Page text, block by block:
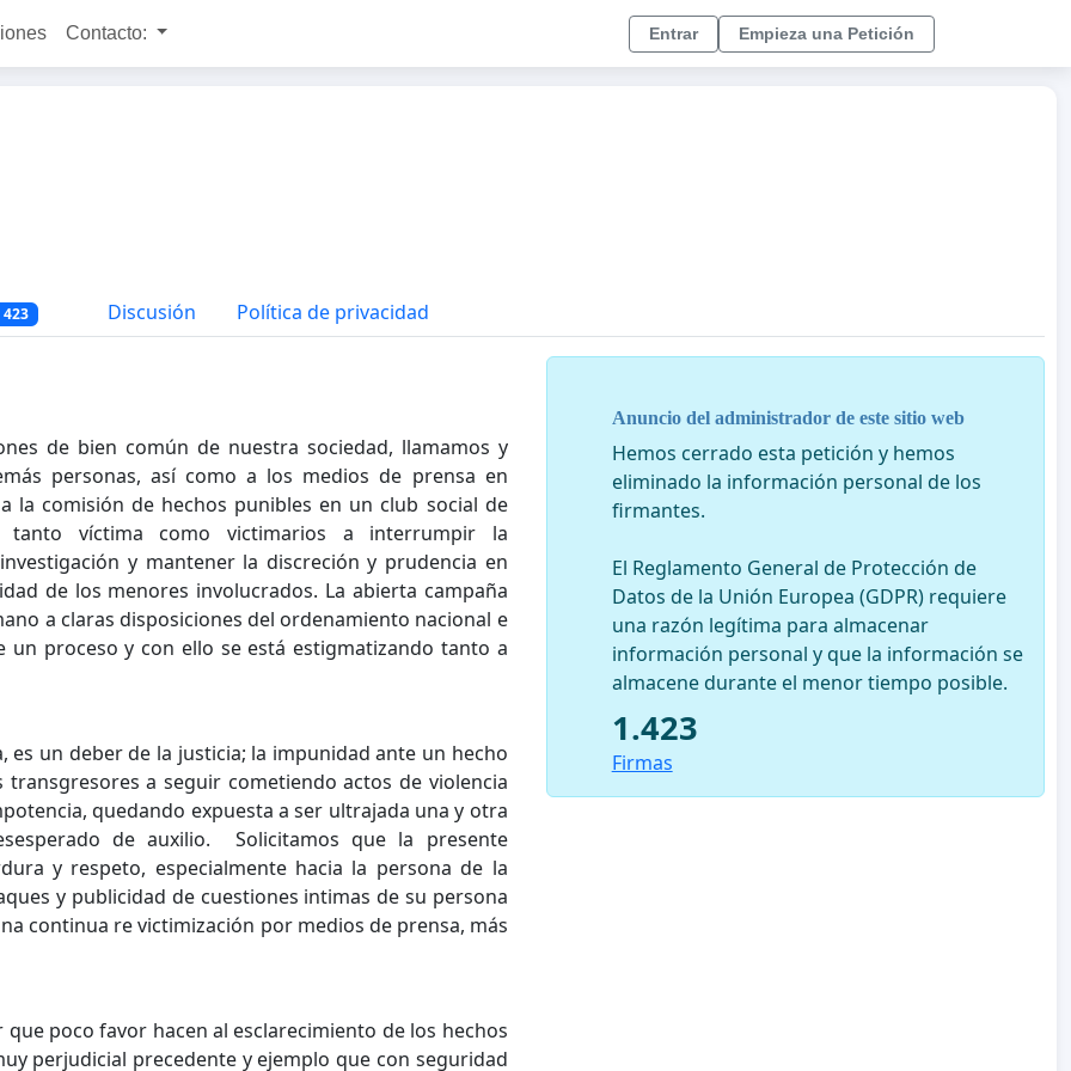
Contacto: Entrar Empieza una Petición
423 Discusión Política de privacidad
de bien común de nuestra sociedad, llamamos y
personas, así como a los medios de prensa en
la comisión de hechos punibles en un club social de
víctima como victimarios a interrumpir la
y mantener la discreción y prudencia en
de los menores involucrados. La abierta campaña
a claras disposiciones del ordenamiento nacional e
proceso y con ello se está estigmatizando tanto a
un deber de la justicia; la impunidad ante un hecho
a seguir cometiendo actos de violencia
quedando expuesta a ser ultrajada una y otra
de auxilio. Solicitamos que la presente
y respeto, especialmente hacia la persona de la
y publicidad de cuestiones intimas de su persona
continua re victimización por medios de prensa, más
poco favor hacen al esclarecimiento de los hechos
perjudicial precedente y ejemplo que con seguridad
Anuncio del administrador de este sitio web
Hemos cerrado esta petición y hemos
eliminado la información personal de los
firmantes.
El Reglamento General de Protección de
Datos de la Unión Europea (GDPR) requiere
una razón legítima para almacenar
información personal y que la información se
almacene durante el menor tiempo posible.
1.423
Firmas